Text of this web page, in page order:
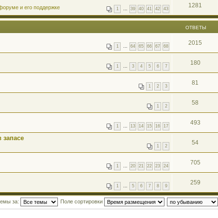
1 … 39 40 41 42 43
и его поддержке 1281
ОТВЕТЫ
1 … 64 65 66 67 68 2015
1 … 3 4 5 6 7 180
1 2 3 81
1 2 58
1 … 13 14 15 16 17 493
запасе
1 2 54
1 … 20 21 22 23 24 705
1 … 5 6 7 8 9 259
за: Поле сортировки